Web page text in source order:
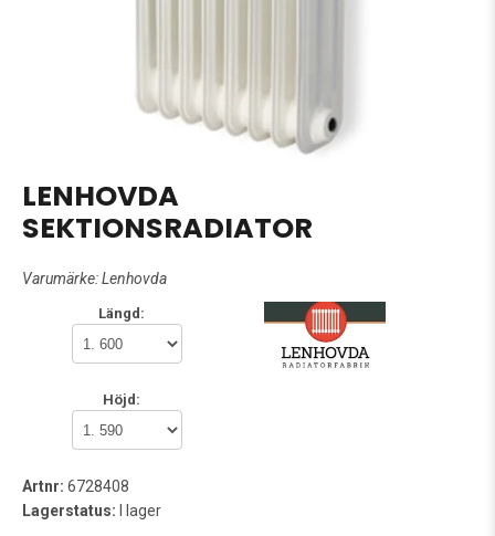
LENHOVDA
SEKTIONSRADIATOR
Varumärke:Lenhovda
Längd:
Höjd:
Artnr: 6728408
Lagerstatus: I lager